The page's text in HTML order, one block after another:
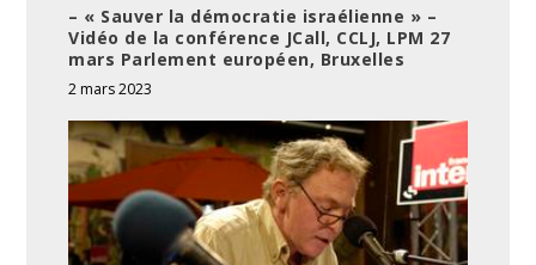
– « Sauver la démocratie israélienne » –
Vidéo de la conférence JCall, CCLJ, LPM 27
mars Parlement européen, Bruxelles
2 mars 2023